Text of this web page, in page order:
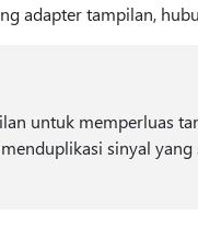
adapter tampilan,
untuk memperluas
sinyal